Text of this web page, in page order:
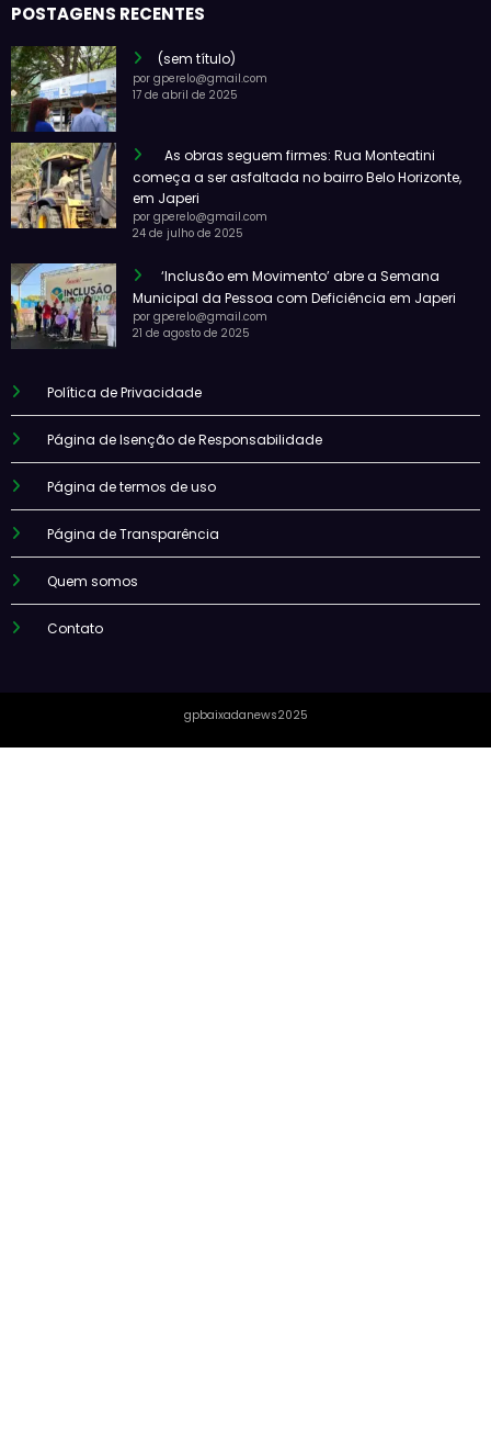
POSTAGENS RECENTES
(sem título)
por gperelo@gmail.com
17 de abril de 2025
As obras seguem firmes: Rua Monteatini
começa a ser asfaltada no bairro Belo Horizonte,
em Japeri
por gperelo@gmail.com
24 de julho de 2025
‘Inclusão em Movimento’ abre a Semana
Municipal da Pessoa com Deficiência em Japeri
por gperelo@gmail.com
21 de agosto de 2025
Política de Privacidade
Página de Isenção de Responsabilidade
Página de termos de uso
Página de Transparência
Quem somos
Contato
gpbaixadanews2025